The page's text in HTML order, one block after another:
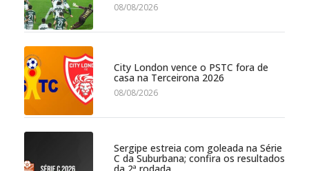
08/08/2026
City London vence o PSTC fora de
casa na Terceirona 2026
08/08/2026
Sergipe estreia com goleada na Série
C da Suburbana; confira os resultados
da 2ª rodada